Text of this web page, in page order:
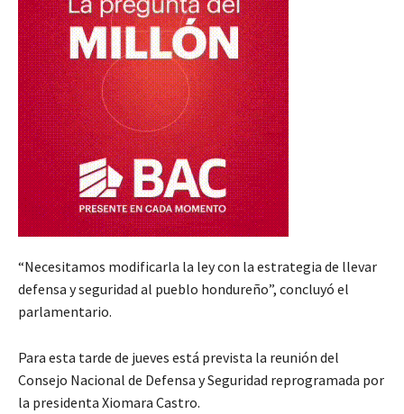
“Necesitamos modificarla la ley con la estrategia de llevar
defensa y seguridad al pueblo hondureño”, concluyó el
parlamentario.
Para esta tarde de jueves está prevista la reunión del
Consejo Nacional de Defensa y Seguridad reprogramada por
la presidenta Xiomara Castro.